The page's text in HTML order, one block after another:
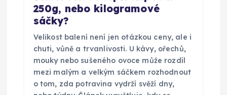
250g, nebo kilogramové
sáčky?
Velikost balení není jen otázkou ceny, ale i
chuti, vůně a trvanlivosti. U kávy, ořechů,
mouky nebo sušeného ovoce může rozdíl
mezi malým a velkým sáčkem rozhodnout
o tom, zda potravina vydrží svěží dny,